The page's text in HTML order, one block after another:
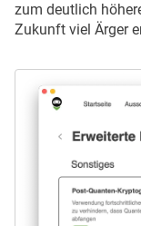
zum deutlich
Zukunft viel Ärger